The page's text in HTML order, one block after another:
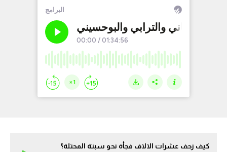
كيف زحف عشرات الالاف فجأة نحو سبتة المحتلة؟